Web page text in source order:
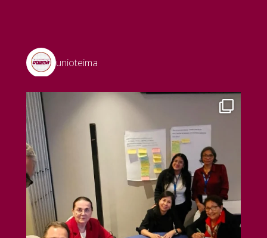
unioteima